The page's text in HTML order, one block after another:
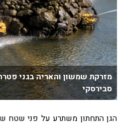
מזרקת שמשון והאריה בגני
סבירסקי